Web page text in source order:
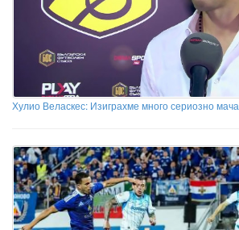
Хулио Веласкес: Изиграхме много сериозно мача